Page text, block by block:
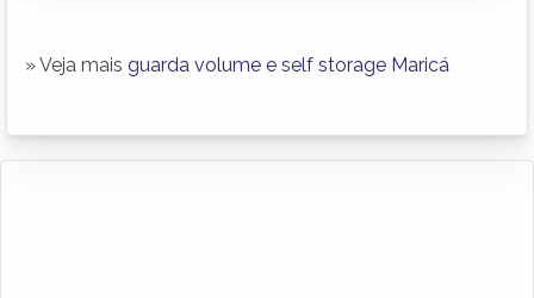
» Veja mais guarda volume e self storage Maricá